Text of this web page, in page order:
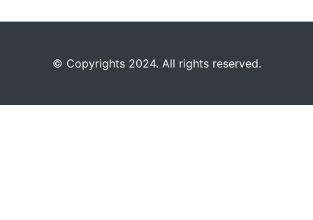
©️ Copyrights 2024. All rights reserved.